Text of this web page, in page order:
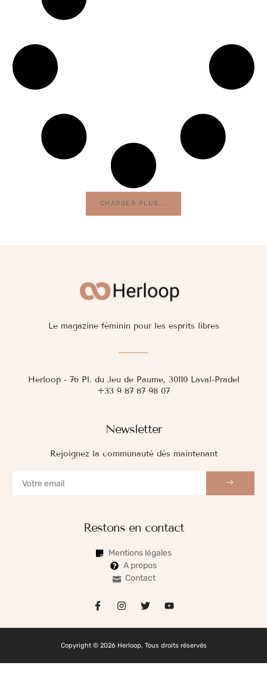
CHARGER PLUS...
Newsletter
Rejoignez la communauté dès maintenant
Le magazine féminin pour les esprits libres
Herloop - 76 Pl. du Jeu de Paume, 30110 Laval-Pradel
+33 9 87 87 98 07
Restons en contact
Mentions légales
A propos
Contact
Copyright © 2026 Herloop, Tous droits réservés